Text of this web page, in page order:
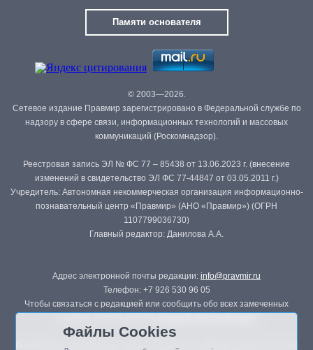
Памяти основателя
© 2003—2026.
Сетевое издание Правмир зарегистрировано в Федеральной службе по
надзору в сфере связи, информационных технологий и массовых
коммуникаций (Роскомнадзор).
Реестровая запись ЭЛ № ФС 77 – 85438 от 13.06.2023 г. (внесение
изменений в свидетельство ЭЛ ФС 77-44847 от 03.05.2011 г.)
Учредитель: Автономная некоммерческая организация информационно-
познавательный центр «Правмир» (АНО «Правмир») (ОГРН
1107799036730)
Главный редактор: Данилова А.А.
Адрес электронной почты редакции: info@pravmir.ru
Телефон: +7 926 530 96 05
Чтобы связаться с редакцией или сообщить обо всех замеченных
Републикация материалов сайта в печатных изданиях (книгах, прессе)
Файлы Cookies